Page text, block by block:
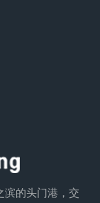
的头门港，交